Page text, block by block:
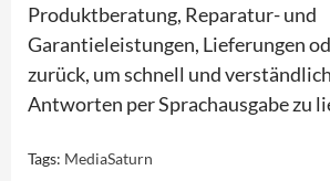
Produktberatung, Reparatur- und
Garantieleistungen, Lieferungen
zurück, um schnell und
Antworten per Sprachausgabe zu
Tags: MediaSaturn